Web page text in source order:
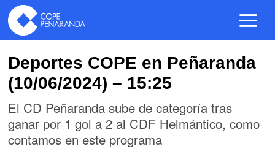
Deportes COPE en Peñaranda
(10/06/2024) – 15:25
El CD Peñaranda sube de categoría tras
ganar por 1 gol a 2 al CDF Helmántico, como
contamos en este programa